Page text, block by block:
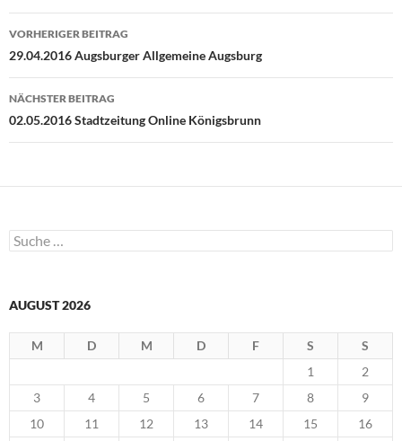
(
i
d
n
e
u
e
s
g
e
ö
e
t
Beitragsnavigation
VORHERIGER BEITRAG
29.04.2016 Augsburger Allgemeine Augsburg
NÄCHSTER BEITRAG
02.05.2016 Stadtzeitung Online Königsbrunn
Suche
nach:
AUGUST 2026
M D M D F S
S
1
2
3
4 5 6 7 8
9
10
11 12 13 14 15
16